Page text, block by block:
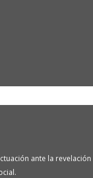
ante la revelación